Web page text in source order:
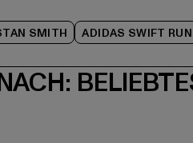
SMITH ADIDAS SWIFT RUN